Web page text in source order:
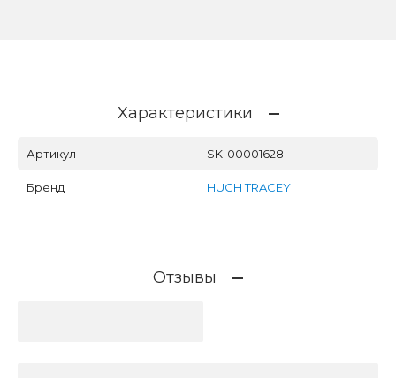
Характеристики
Артикул SK-00001628
Бренд HUGH TRACEY
Отзывы